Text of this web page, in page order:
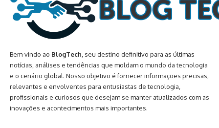
Bem-vindo ao BlogTech , seu destino definitivo para as últimas
notícias, análises e tendências que moldam o mundo da tecnologia
e o cenário global. Nosso objetivo é fornecer informações precisas,
relevantes e envolventes para entusiastas de tecnologia,
profissionais e curiosos que desejam se manter atualizados com as
inovações e acontecimentos mais importantes.